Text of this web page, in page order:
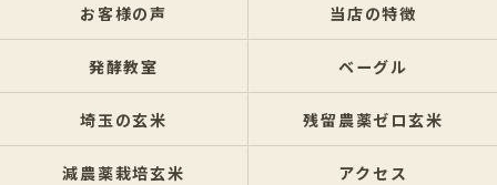
お客様の声 当店の特徴
発酵教室 ベーグル
埼玉の玄米 残留農薬ゼロ玄米
減農薬栽培玄米 アクセス